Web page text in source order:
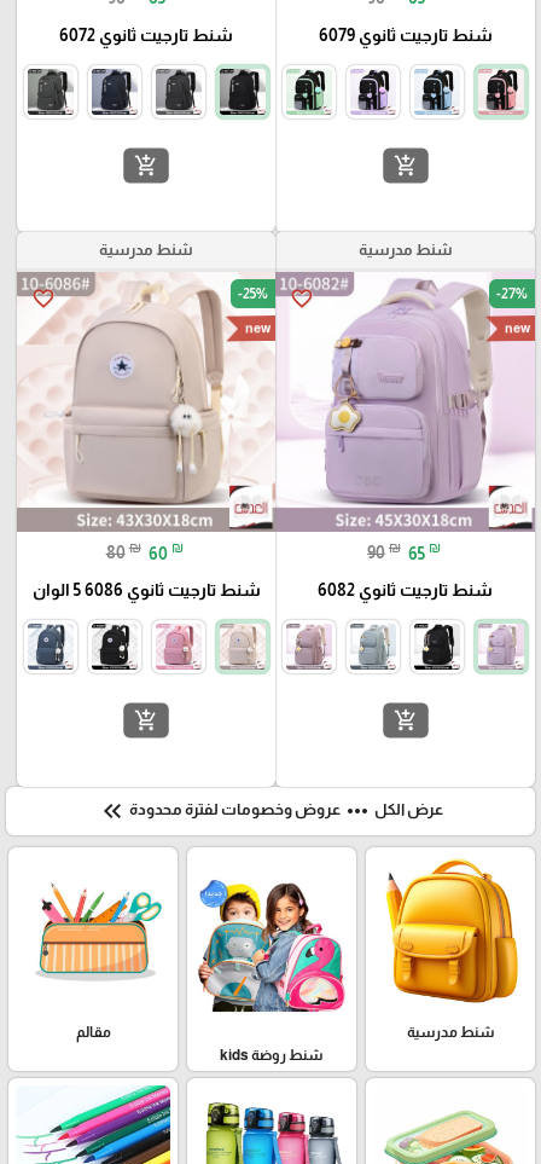
شنط تارجيت ثانوي 6079
add_shopping_cart
شنط تارجيت ثانوي 6072
add_shopping_cart
شنط مدرسية
favorite_border -27%
new
90 ₪ 65 ₪
شنط تارجيت ثانوي 6082
add_shopping_cart
شنط مدرسية
favorite_border -25%
new
80 ₪ 60 ₪
شنط تارجيت ثانوي 6086 5 الوان
add_shopping_cart
عرض الكل more_horiz عروض وخصومات لفترة محدودة keyboard_double_arrow_left
شنط مدرسية
شنط روضة kids
مقالم